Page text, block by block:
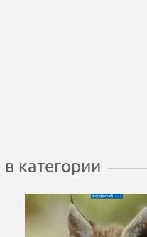
категории